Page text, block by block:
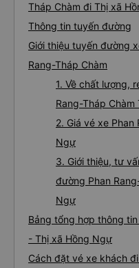
Tháp Chàm đi Thị xã
Thông tin tuyến đường
Giới thiệu tuyến đường
Rang-Tháp Chàm
1. Về chất lượng,
Rang-Tháp
2. Giá vé xe Phan
Ngự
3. Giới thiệu, tư
đường Phan
Ngự
Bảng tổng hợp thông
- Thị xã Hồng Ngự
Cách đặt vé xe khách